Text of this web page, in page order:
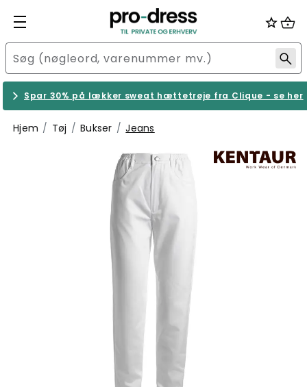
Spar 30% på lækker sweat hættetrøje fra Clique - se her
Hjem Tøj Bukser Jeans